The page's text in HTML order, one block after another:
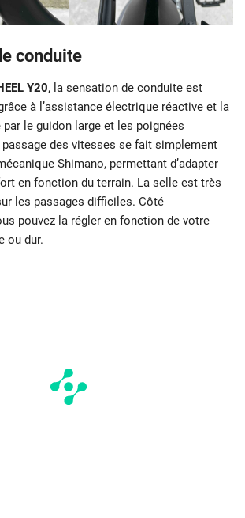
conduite
Y20, la sensation de conduite est
à l’assistance électrique réactive et la
le guidon large et les poignées
des vitesses se fait simplement
Shimano, permettant d’adapter
en fonction du terrain. La selle est très
les passages difficiles. Côté
pouvez la régler en fonction de votre
ou dur.